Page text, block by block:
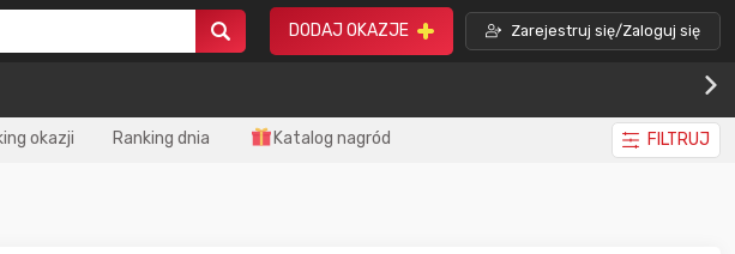
DODAJ OKAZJE Zarejestruj się/Zaloguj się
okazji Ranking dnia Katalog nagród FILTRUJ